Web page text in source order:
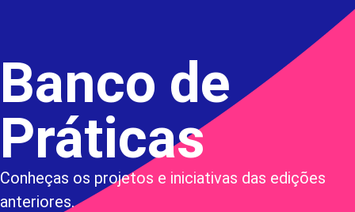
Banco de
Práticas
Conheças os projetos e iniciativas das edições
anteriores.